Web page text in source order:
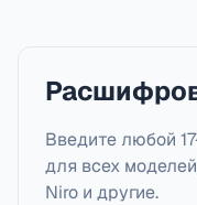
Введите любой
для всех
Niro и другие.